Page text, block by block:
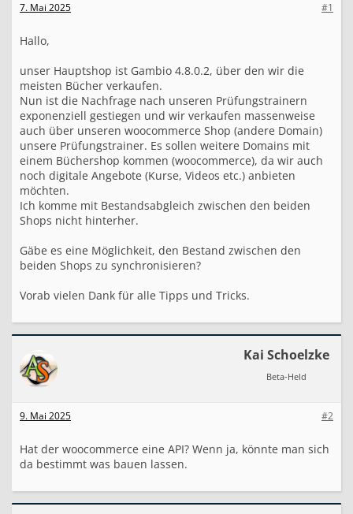
m
w
m
y
n
#1
7. Mai 2025
Hallo,
unser Hauptshop ist Gambio 4.8.0.2, über den wir die
meisten Bücher verkaufen.
Nun ist die Nachfrage nach unseren Prüfungstrainern
exponenziell gestiegen und wir verkaufen massenweise
auch über unseren woocommerce Shop (andere Domain)
unsere Prüfungstrainer. Es sollen weitere Domains mit
einem Büchershop kommen (woocommerce), da wir auch
noch digitale Angebote (Kurse, Videos etc.) anbieten
möchten.
Ich komme mit Bestandsabgleich zwischen den beiden
Shops nicht hinterher.
Gäbe es eine Möglichkeit, den Bestand zwischen den
beiden Shops zu synchronisieren?
Vorab vielen Dank für alle Tipps und Tricks.
Kai Schoelzke
Beta-Held
#2
9. Mai 2025
Hat der woocommerce eine API? Wenn ja, könnte man sich
da bestimmt was bauen lassen.